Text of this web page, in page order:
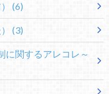
(6)
(3)
関するアレコレ～